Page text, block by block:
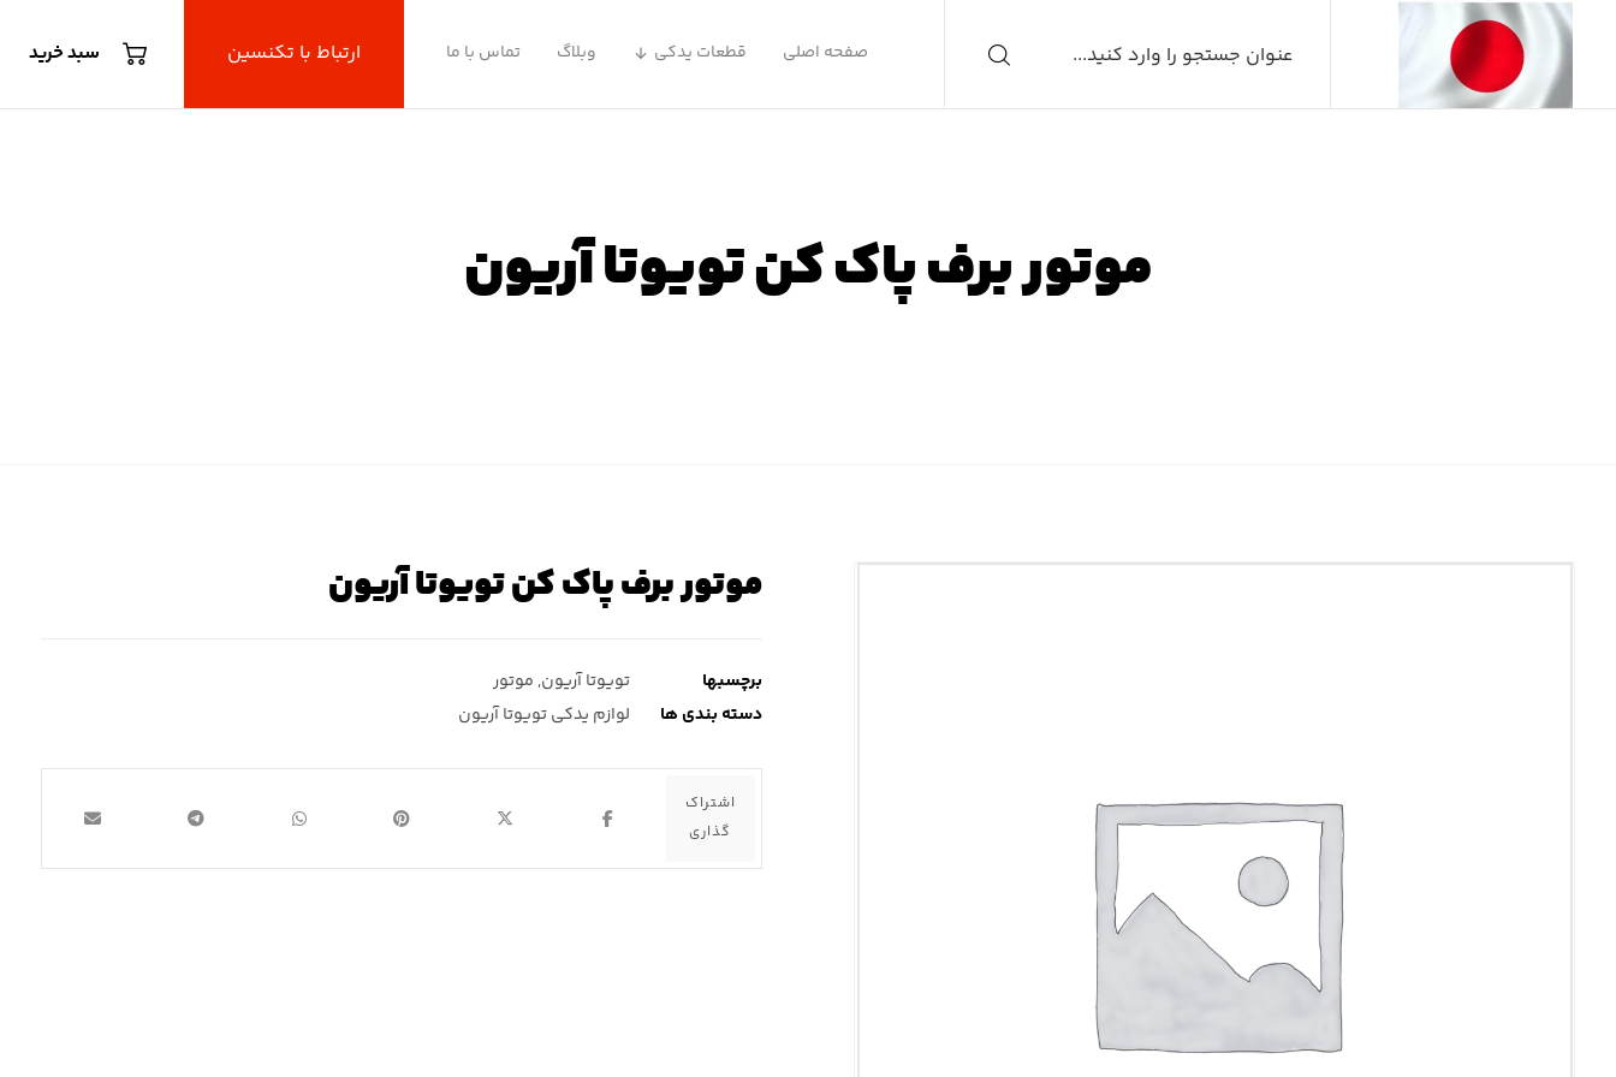
سبد خرید ارتباط با تکنسین صفحه اصلی قطعات یدکی وبلاگ تماس با ما
موتور برف پاک کن تویوتا آریون
موتور برف پاک کن تویوتا آریون
برچسبها تویوتا آریون, موتور
دسته بندی ها
لوازم یدکی تویوتا آریون